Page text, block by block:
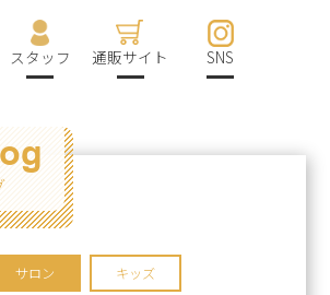
スタッフ 通販サイト SNS
サロン キッズ